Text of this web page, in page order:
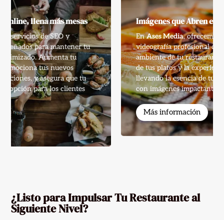
Imágenes que Abren el Apetito
EnAses Media, ofrecemos servicios de fotografía y
videografía profesional que destacan la calidad y el
ambiente de tu restaurante. Transmite la excelencia
de tus platos y la experiencia única que ofreces,
llevando la esencia de tu restaurante al mundo digital
con imágenes impactantes y videos envolventes.
Más información
¿Listo para Impulsar Tu Restaurante al
Siguiente Nivel?